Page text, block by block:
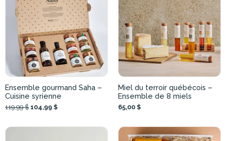
Ensemble gourmand Saha –
Cuisine syrienne
119,99 $ 104,99 $
Miel du terroir québécois –
Ensemble de 8 miels
65,00 $